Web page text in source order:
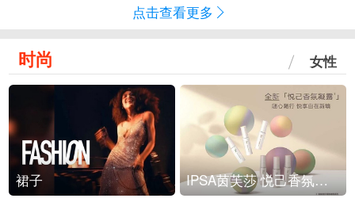
点击查看更多
时尚 女性
裙子 IPSA茵芙莎 悦己香氛凝露上市